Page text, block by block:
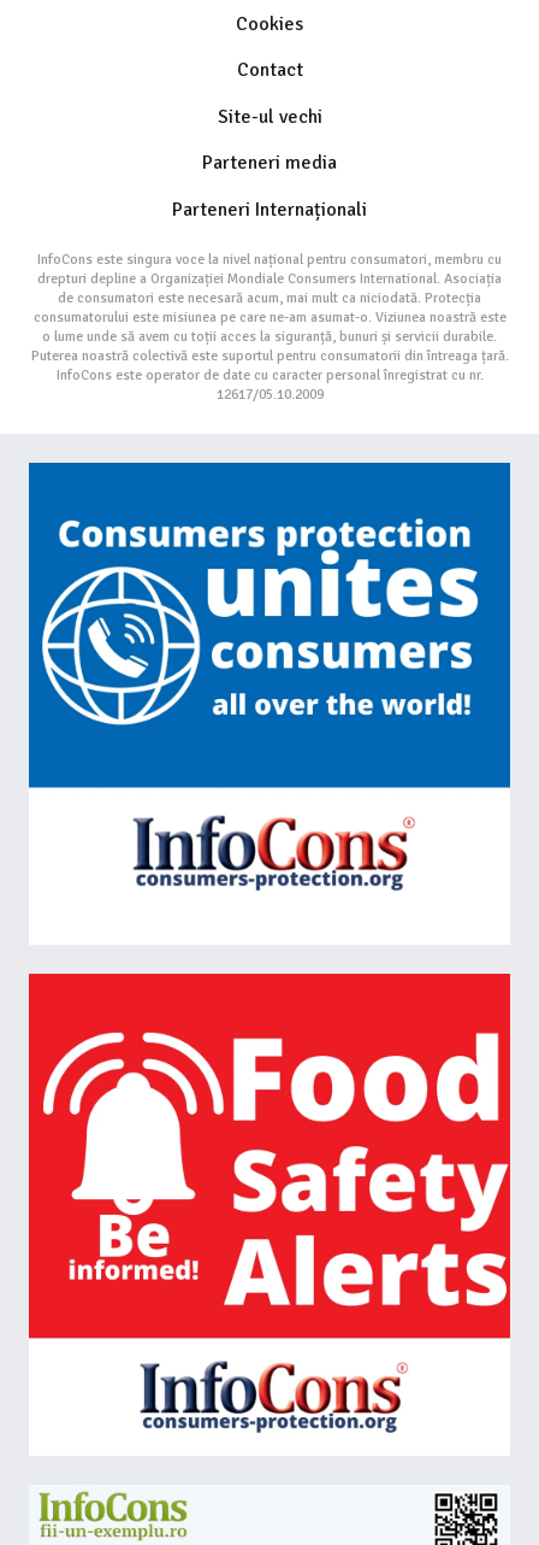
Cookies
Contact
Site-ul vechi
Parteneri media
Parteneri Internaționali
InfoCons este singura voce la nivel național pentru consumatori, membru cu
drepturi depline a Organizației Mondiale Consumers International. Asociația
de consumatori este necesară acum, mai mult ca niciodată. Protecția
consumatorului este misiunea pe care ne-am asumat-o. Viziunea noastră este
o lume unde să avem cu toții acces la siguranță, bunuri și servicii durabile.
Puterea noastră colectivă este suportul pentru consumatorii din întreaga țară.
InfoCons este operator de date cu caracter personal înregistrat cu nr.
12617/05.10.2009